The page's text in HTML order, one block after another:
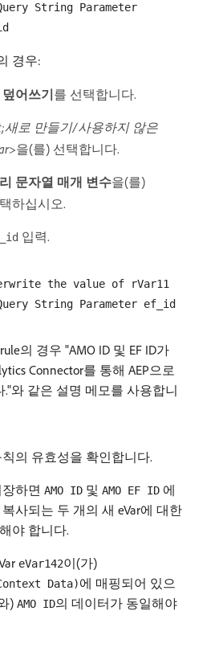
String Parameter
경우:
덮어쓰기​를 선택합니다.
새로 만들기/사용하지 않은
​을(를) 선택합니다.
문자열 매개 변수​을(를)
하십시오.
입력.
the value of rVar11
String Parameter ef_id
의 경우 "AMO ID 및 EF ID가
Connector를 통해 AEP으로
."와 같은 설명 메모를 사용합니
의 유효성을 확인합니다.
하면 AMO ID 및 AMO EF ID 에
사되는 두 개의 새 eVar에 대한
야 합니다.
eVar142이(가)
Data)에 매핑되어 있으
) AMO ID의 데이터가 동일해야